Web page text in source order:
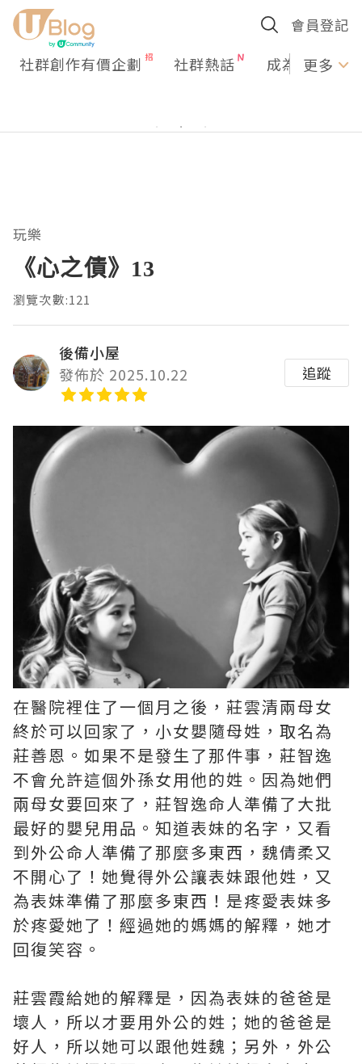
會員登記
社群創作有價企劃 社群熱話 成為U更多
玩樂
《心之債》13
瀏覽次數:121
後備小屋
發佈於 2025.10.22
追蹤
在醫院裡住了一個月之後，莊雲清兩母女
終於可以回家了，小女嬰隨母姓，取名為
莊善恩。如果不是發生了那件事，莊智逸
不會允許這個外孫女用他的姓。因為她們
兩母女要回來了，莊智逸命人準備了大批
最好的嬰兒用品。知道表妹的名字，又看
到外公命人準備了那麼多東西，魏倩柔又
不開心了！她覺得外公讓表妹跟他姓，又
為表妹準備了那麼多東西！是疼愛表妹多
於疼愛她了！經過她的媽媽的解釋，她才
回復笑容。
莊雲霞給她的解釋是，因為表妹的爸爸是
壞人，所以才要用外公的姓；她的爸爸是
好人，所以她可以跟他姓魏；另外，外公